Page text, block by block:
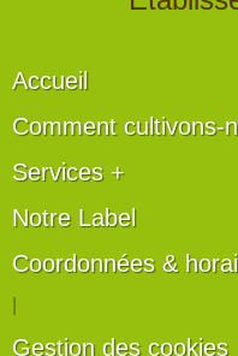
Accueil
Comment cultivons-
Services +
Notre Label
Coordonnées &
Gestion des cookies